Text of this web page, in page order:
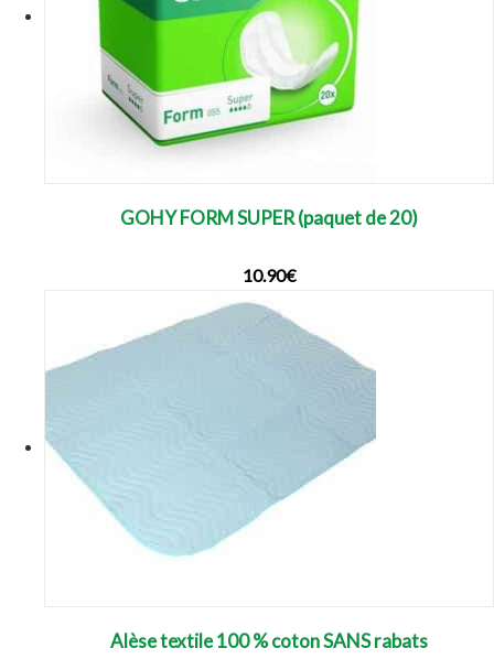
GOHY FORM SUPER (paquet de 20)
10.90€
Alèse textile 100 % coton SANS rabats